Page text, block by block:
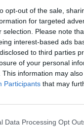
opt-out of the sale,
for targeted
selection. Please note
interest-based ads
to third parties
of your personal
This information may
Participants that may
Data Processing Opt
Alga Pinigai
profesinės